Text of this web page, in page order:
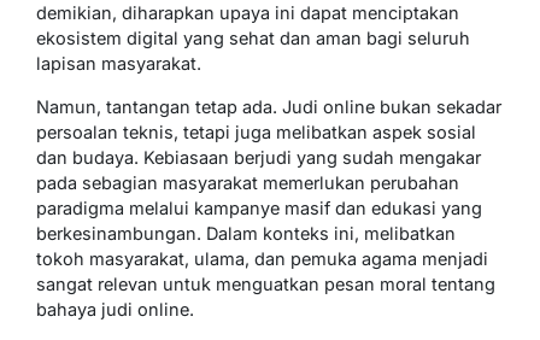
demikian, diharapkan upaya ini dapat menciptakan
ekosistem digital yang sehat dan aman bagi seluruh
lapisan masyarakat.
Namun, tantangan tetap ada. Judi online bukan sekadar
persoalan teknis, tetapi juga melibatkan aspek sosial
dan budaya. Kebiasaan berjudi yang sudah mengakar
pada sebagian masyarakat memerlukan perubahan
paradigma melalui kampanye masif dan edukasi yang
berkesinambungan. Dalam konteks ini, melibatkan
tokoh masyarakat, ulama, dan pemuka agama menjadi
sangat relevan untuk menguatkan pesan moral tentang
bahaya judi online.